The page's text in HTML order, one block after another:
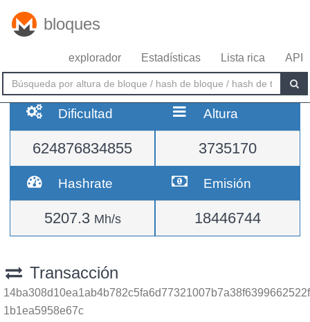
bloques
explorador Estadísticas Lista rica API
Dificultad
624876834855
Altura
3735170
Hashrate
5207.3 Mh/s
Emisión
18446744
Transacción
14ba308d10ea1ab4b782c5fa6d77321007b7a38f6399662522f
1b1ea5958e67c